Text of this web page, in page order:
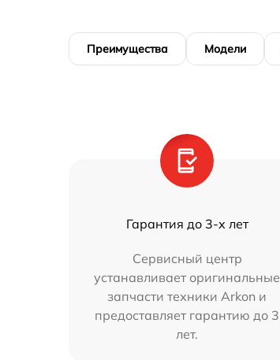
Преимущества Модели
Гарантия до 3-х лет
Сервисный центр
устанавливает оригинальные
запчасти техники Arkon и
предоставляет гарантию до 3
лет.